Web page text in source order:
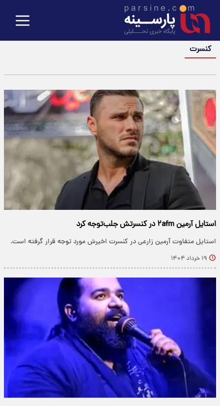
کنسرت
استایل آرمین ۲afm در کنسرتش جلب‌توجه کرد
استایل متفاوت آرمین زارعی در کنسرت اخیرش مورد توجه قرار گرفته است.
۱۹ خرداد ۱۴۰۴